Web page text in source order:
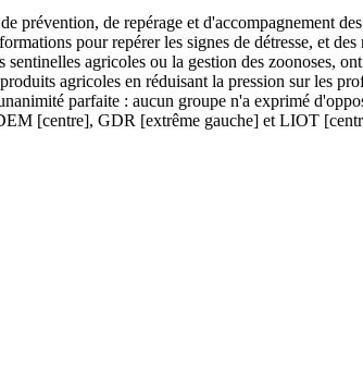
de repérage et d'accompagnement
pour repérer les signes de détresse, et des
agricoles ou la gestion des zoonoses,
agricoles en réduisant la pression sur les
parfaite : aucun groupe n'a exprimé
[centre], GDR [extrême gauche] et LIOT